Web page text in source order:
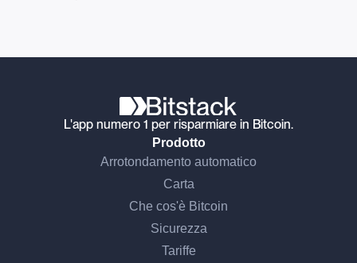
L'app numero 1 per risparmiare in Bitcoin.
Prodotto
Arrotondamento automatico
Carta
Che cos'è Bitcoin
Sicurezza
Tariffe